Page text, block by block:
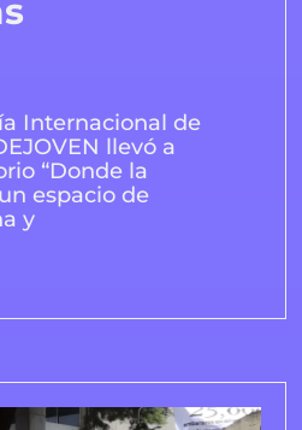
Internacional de
llevó a
“Donde la
espacio de
y